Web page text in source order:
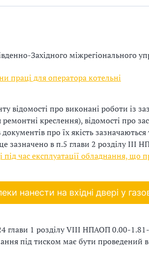
Західного міжрегіонального
праці для оператора котельні
відомості про виконані роботи із
креслення), відомості про
про їх якість
зазначено в п.5 глави 2 розділу ІІІ
час експлуатації обладнання, що
нанести на вхідні двері у
глави 1 розділу VIII НПАОП 0.00-
під тиском має бути проведений